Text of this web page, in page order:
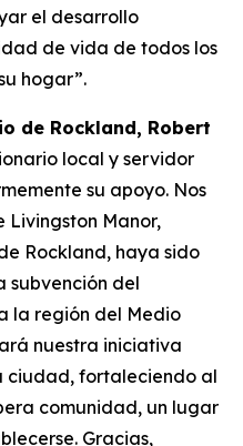
el desarrollo
de vida de todos los
hogar”.
de Rockland, Robert
local y servidor
su apoyo. Nos
Livingston Manor,
Rockland, haya sido
subvención del
la región del Medio
nuestra iniciativa
ciudad, fortaleciendo al
comunidad, un lugar
Gracias,